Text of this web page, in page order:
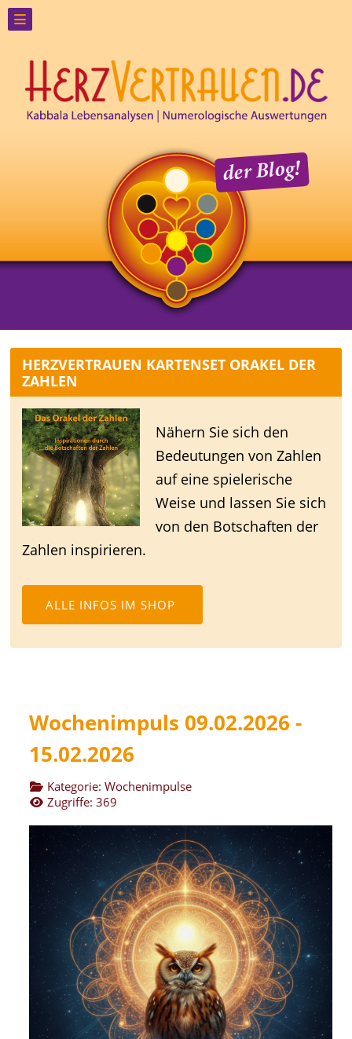
HERZVERTRAUEN KARTENSET ORAKEL DER
ZAHLEN
Nähern Sie sich den
Bedeutungen von Zahlen
auf eine spielerische
Weise und lassen Sie sich
von den Botschaften der
Zahlen inspirieren.
ALLE INFOS IM SHOP
Wochenimpuls 09.02.2026 -
15.02.2026
Kategorie: Wochenimpulse
Zugriffe: 369